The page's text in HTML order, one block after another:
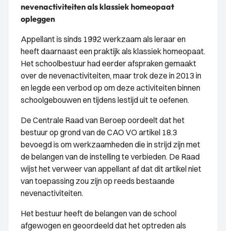
nevenactiviteiten als klassiek homeopaat
opleggen
Appellant is sinds 1992 werkzaam als leraar en
heeft daarnaast een praktijk als klassiek homeopaat.
Het schoolbestuur had eerder afspraken gemaakt
over de nevenactiviteiten, maar trok deze in 2013 in
en legde een verbod op om deze activiteiten binnen
schoolgebouwen en tijdens lestijd uit te oefenen.
De Centrale Raad van Beroep oordeelt dat het
bestuur op grond van de CAO VO artikel 18.3
bevoegd is om werkzaamheden die in strijd zijn met
de belangen van de instelling te verbieden. De Raad
wijst het verweer van appellant af dat dit artikel niet
van toepassing zou zijn op reeds bestaande
nevenactiviteiten.
Het bestuur heeft de belangen van de school
afgewogen en geoordeeld dat het optreden als